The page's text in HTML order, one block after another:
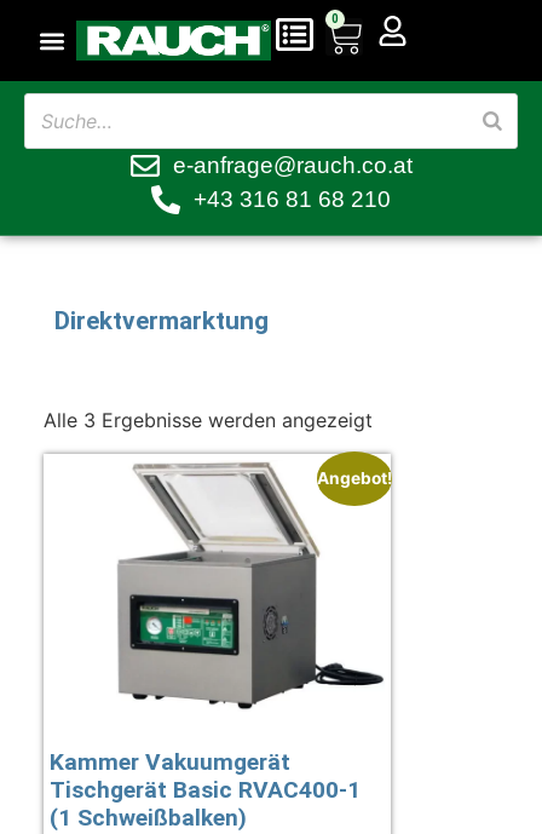
0
e-anfrage@rauch.co.at
+43 316 81 68 210
Direktvermarktung
Alle 3 Ergebnisse werden angezeigt
Angebot!
Kammer Vakuumgerät
Tischgerät Basic RVAC400-1
(1 Schweißbalken)